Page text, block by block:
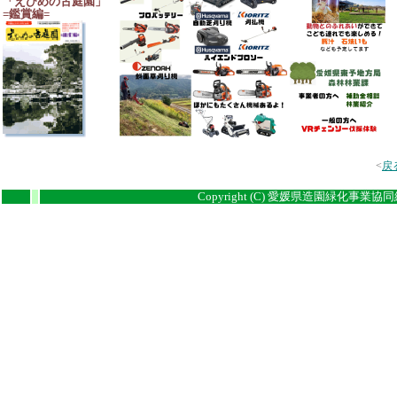
=鑑賞編=
<戻
Copyright (C) 愛媛県造園緑化事業協同